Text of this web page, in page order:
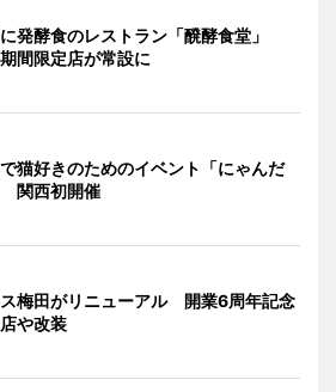
発酵食のレストラン「醗酵食堂」
間限定店が常設に
猫好きのためのイベント「にゃんだ
関西初開催
ス梅田がリニューアル 開業6周年記念
や改装